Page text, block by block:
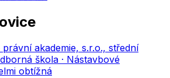
akademie, s.r.o., střední
škola · Nástavbové
obtížná